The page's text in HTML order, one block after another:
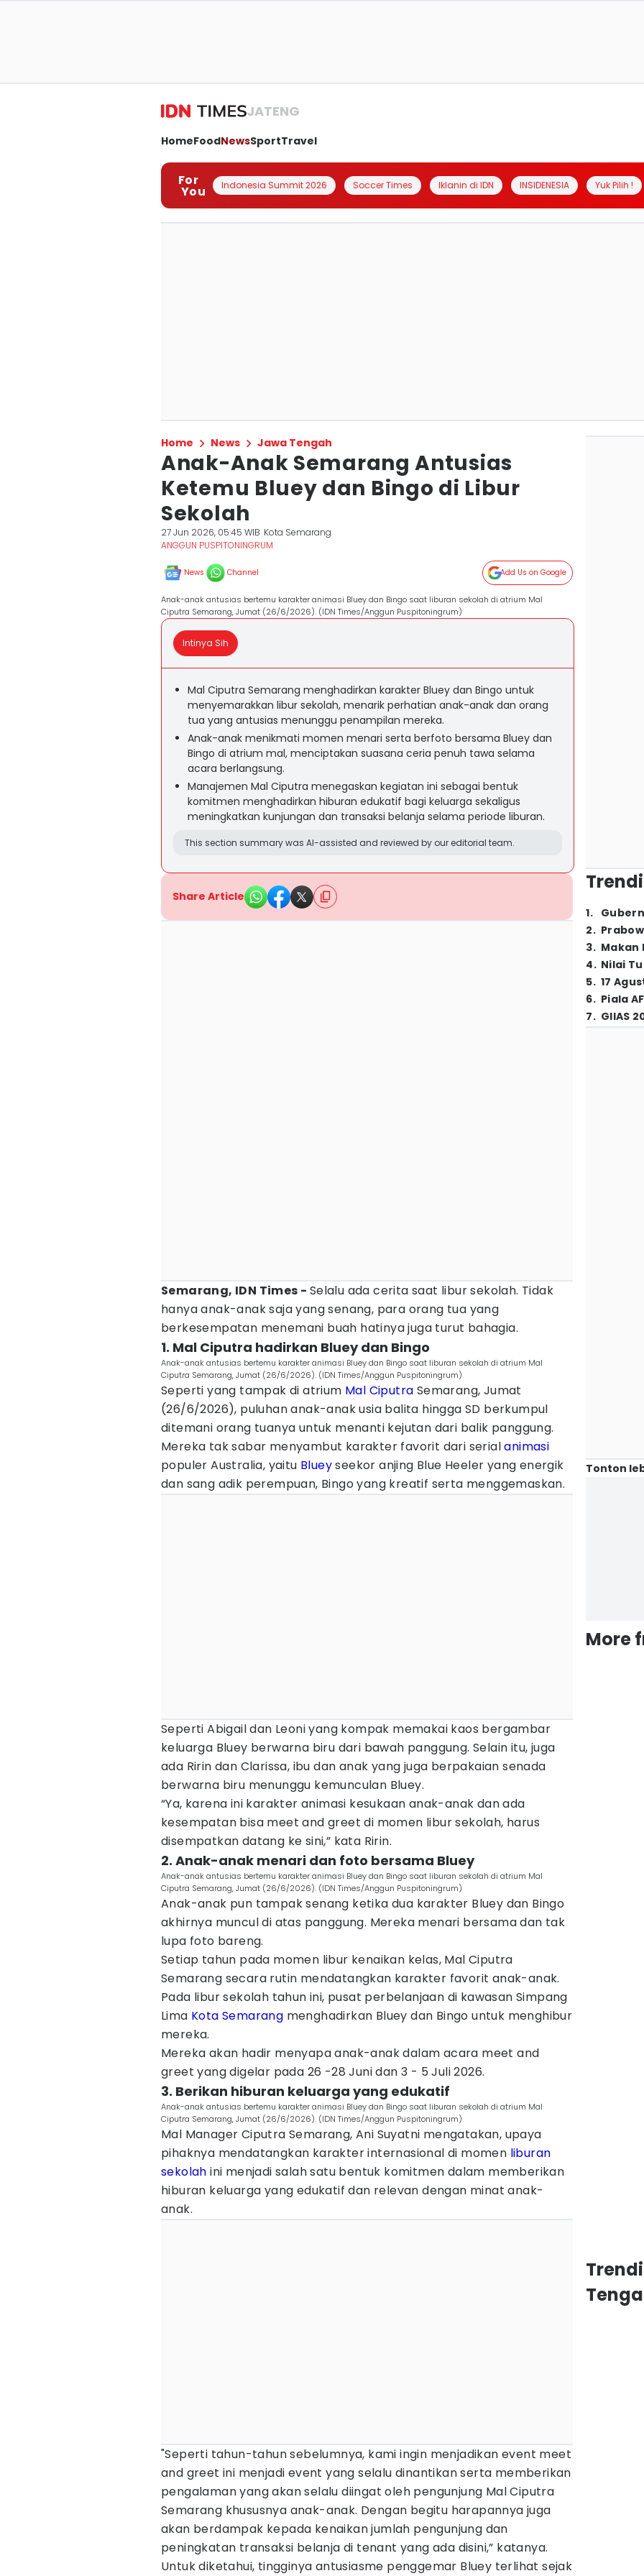
JATENG
HomeFoodNewsSportTravel
For
You Indonesia Summit 2026 Soccer Times Iklanin di IDN INSIDENESIA Yuk Pilih !
Home News Jawa Tengah
Anak-Anak Semarang Antusias
Ketemu Bluey dan Bingo di Libur
Sekolah
27 Jun 2026, 05:45 WIB Kota Semarang
ANGGUN PUSPITONINGRUM
News Channel Add Us on Google
Anak-anak antusias bertemu karakter animasi Bluey dan Bingo saat liburan sekolah di atrium Mal
Ciputra Semarang, Jumat (26/6/2026). (IDN Times/Anggun Puspitoningrum)
Intinya Sih
Mal Ciputra Semarang menghadirkan karakter Bluey dan Bingo untuk
menyemarakkan libur sekolah, menarik perhatian anak-anak dan orang
tua yang antusias menunggu penampilan mereka.
Anak-anak menikmati momen menari serta berfoto bersama Bluey dan
Bingo di atrium mal, menciptakan suasana ceria penuh tawa selama
acara berlangsung.
Manajemen Mal Ciputra menegaskan kegiatan ini sebagai bentuk
komitmen menghadirkan hiburan edukatif bagi keluarga sekaligus
meningkatkan kunjungan dan transaksi belanja selama periode liburan.
This section summary was AI-assisted and reviewed by our editorial team.
Share Article
Semarang, IDN Times - Selalu ada cerita saat libur sekolah. Tidak
hanya anak-anak saja yang senang, para orang tua yang
berkesempatan menemani buah hatinya juga turut bahagia.
1. Mal Ciputra hadirkan Bluey dan Bingo
Anak-anak antusias bertemu karakter animasi Bluey dan Bingo saat liburan sekolah di atrium Mal
Ciputra Semarang, Jumat (26/6/2026). (IDN Times/Anggun Puspitoningrum)
Seperti yang tampak di atrium Mal Ciputra Semarang, Jumat
(26/6/2026), puluhan anak-anak usia balita hingga SD berkumpul
ditemani orang tuanya untuk menanti kejutan dari balik panggung.
Mereka tak sabar menyambut karakter favorit dari serialanimasi
populer Australia, yaitu Blueyseekor anjing Blue Heeler yang energik
dan sang adik perempuan, Bingo yang kreatif serta menggemaskan.
Seperti Abigail dan Leoni yang kompak memakai kaos bergambar
keluarga Bluey berwarna biru dari bawah panggung. Selain itu, juga
ada Ririn dan Clarissa, ibu dan anak yang juga berpakaian senada
berwarna biru menunggu kemunculan Bluey.
“Ya, karena ini karakter animasi kesukaan anak-anak dan ada
kesempatan bisa meet and greet di momen libur sekolah, harus
disempatkan datang ke sini,” kata Ririn.
2. Anak-anak menari dan foto bersama Bluey
Anak-anak antusias bertemu karakter animasi Bluey dan Bingo saat liburan sekolah di atrium Mal
Ciputra Semarang, Jumat (26/6/2026). (IDN Times/Anggun Puspitoningrum)
Anak-anak pun tampak senang ketika dua karakter Bluey dan Bingo
akhirnya muncul di atas panggung. Mereka menari bersama dan tak
lupa foto bareng.
Setiap tahun pada momen libur kenaikan kelas, Mal Ciputra
Semarang secara rutin mendatangkan karakter favorit anak-anak.
Pada libur sekolah tahun ini, pusat perbelanjaan di kawasan Simpang
Lima Kota Semarang menghadirkan Bluey dan Bingo untuk menghibur
mereka.
Mereka akan hadir menyapa anak-anak dalam acara meet and
greet yang digelar pada 26 -28 Juni dan 3 - 5 Juli 2026.
3. Berikan hiburan keluarga yang edukatif
Anak-anak antusias bertemu karakter animasi Bluey dan Bingo saat liburan sekolah di atrium Mal
Ciputra Semarang, Jumat (26/6/2026). (IDN Times/Anggun Puspitoningrum)
Mal Manager Ciputra Semarang, Ani Suyatni mengatakan, upaya
pihaknya mendatangkan karakter internasional di momen liburan
sekolah ini menjadi salah satu bentuk komitmen dalam memberikan
hiburan keluarga yang edukatif dan relevan dengan minat anak-
anak.
"Seperti tahun-tahun sebelumnya, kami ingin menjadikan event meet
and greet ini menjadi event yang selalu dinantikan serta memberikan
pengalaman yang akan selalu diingat oleh pengunjung Mal Ciputra
Semarang khususnya anak-anak. Dengan begitu harapannya juga
akan berdampak kepada kenaikan jumlah pengunjung dan
peningkatan transaksi belanja di tenant yang ada disini,” katanya.
Untuk diketahui, tingginya antusiasme penggemar Bluey terlihat sejak
1.
2.
3. Makan
4. Nilai
5. 17
6. Piala
7. GIIAS
Tonton
More